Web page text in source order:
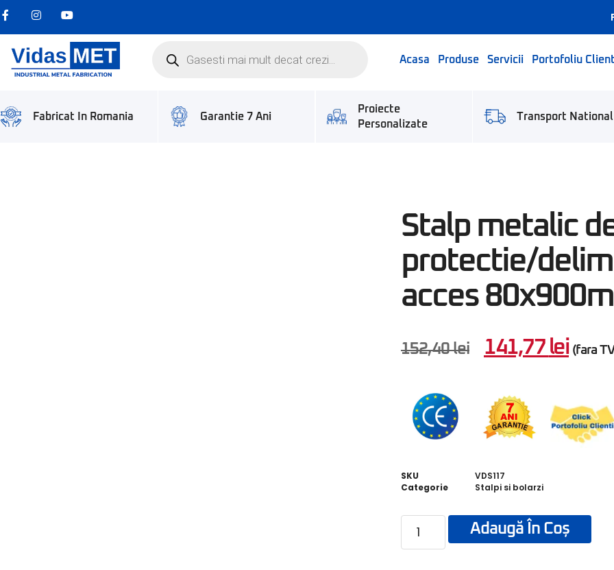
Acasa Produse Servicii Portofoliu
Fabricat In Romania Garantie 7 Ani
Proiecte
Personalizate
Transport National
Stalp metalic
protectie/
acces
152,40lei 141,77 lei (fara
SKU
VDS117
Categorie
Stalpi si bolarzi
Adaugă În Coș